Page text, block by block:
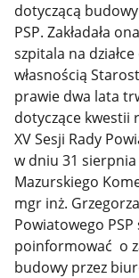
dotyczącą
PSP. Zakładała
szpitala na
własnością
prawie dwa lata
dotyczące kwestii
XV Sesji Rady
w dniu 31 sierpnia
Mazurskiego
mgr inż.
Powiatowego PSP
poinformować o
budowy przez